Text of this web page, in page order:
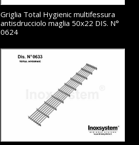
Griglia Total Hygienic multifessura
antisdrucciolo maglia 50x22 DIS. N°
0624